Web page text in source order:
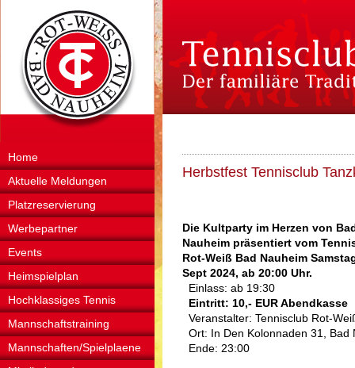
Home
Aktuelle Meldungen
Platzreservierung
Werbepartner
Events
Heimspielplan
Hochklassiges Tennis
Mannschaftstraining
Mannschaften/Spielplaene
Herbstfest Tennisclub
Die Kultparty im Herzen von
Nauheim präsentiert vom
Rot-Weiß Bad Nauheim
Sept 2024, ab 20:00 Uhr.
Einlass: ab 19:30
Eintritt: 10,- EUR Abendkasse
Veranstalter: Tennisclub Rot-
Ort: In Den Kolonnaden 31, Bad
Ende: 23:00